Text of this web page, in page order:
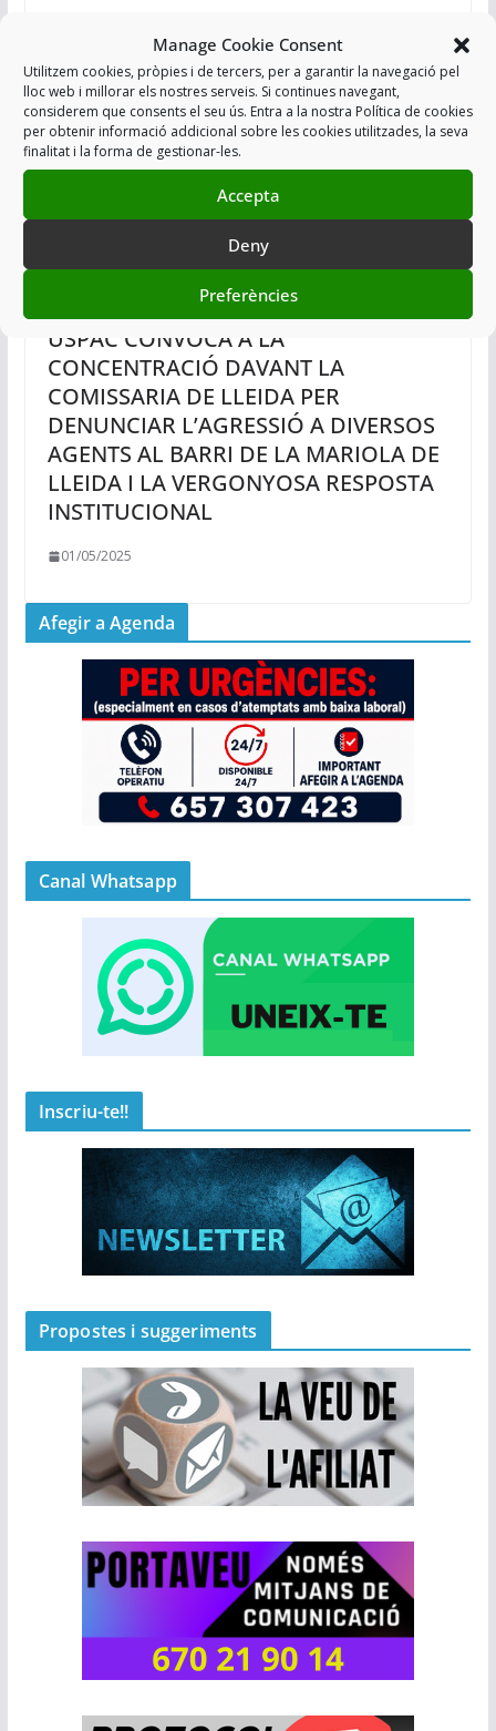
Manage Cookie Consent
Utilitzem cookies, pròpies i de tercers, per a garantir la navegació pel
lloc web i millorar els nostres serveis. Si continues navegant,
considerem que consents el seu ús. Entra a la nostra Política de cookies
per obtenir informació addicional sobre les cookies utilitzades, la seva
finalitat i la forma de gestionar-les.
Accepta
Deny
Preferències
USPAC CONVOCA A LA
CONCENTRACIÓ DAVANT LA
COMISSARIA DE LLEIDA PER
DENUNCIAR L’AGRESSIÓ A DIVERSOS
AGENTS AL BARRI DE LA MARIOLA DE
LLEIDA I LA VERGONYOSA RESPOSTA
INSTITUCIONAL
01/05/2025
Afegir a Agenda
Canal Whatsapp
Inscriu-te!!
Propostes i suggeriments